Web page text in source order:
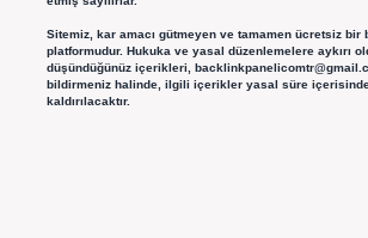
Sitemiz, kar amacı gütmeyen ve tamamen ücretsiz bir
platformudur. Hukuka ve yasal düzenlemelere aykırı
düşündüğünüz içerikleri,
bildirmeniz halinde, ilgili içerikler yasal süre
kaldırılacaktır.